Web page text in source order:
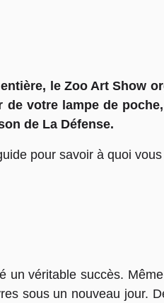
le Zoo Art Show
votre lampe de
de La Défense.
pour savoir à quoi
véritable succès.
sous un nouveau jour.